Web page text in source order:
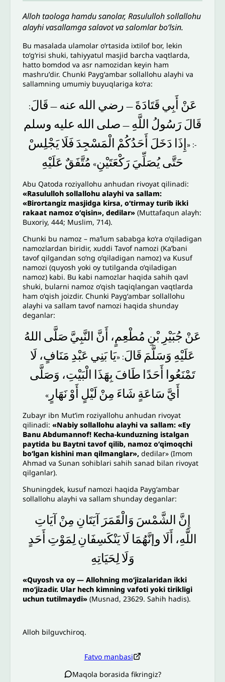
Alloh taologa hamdu sanolar, Rasululloh sollallohu
alayhi vasallamga salavot va salomlar bo‘lsin.
Bu masalada ulamolar oʻrtasida ixtilof bor, lekin
toʻgʻrisi shuki, tahiyyatul masjid barcha vaqtlarda,
hatto bomdod va asr namozidan keyin ham
mashruʼdir. Chunki Paygʻambar sollallohu alayhi va
sallamning umumiy buyuqlariga koʻra:
عَنْ أَبِي قَتَادَةَ — رضي الله عنه — قَالَ:
قَالَرَسُولُ اللَّهِ — صلى الله عليه وسلم
-: « إِذَا دَخَلَ أَحَدُكُمْ الْمَسْجِدَ فَلَايَجْلِسْ
حَتَّىيُصَلِّيَرَكْعَتَيْنِ» مُتَّفَقٌ عَلَيْهِ
Abu Qatoda roziyallohu anhudan rivoyat qilinadi:
«Rasululloh sollallohu alayhi va sallam:
«Birortangiz masjidga kirsa, oʻtirmay turib ikki
rakaat namoz oʻqisin», dedilar»(Muttafaqun alayh:
Buxoriy, 444; Muslim, 714).
Chunki bu namoz – maʼlum sababga koʻra oʻqiladigan
namozlardan biridir, xuddi Tavof namozi (Kaʼbani
tavof qilgandan soʻng oʻqiladigan namoz) va Kusuf
namozi (quyosh yoki oy tutilganda oʻqiladigan
namoz) kabi. Bu kabi namozlar haqida sahih qavl
shuki, bularni namoz oʻqish taqiqlangan vaqtlarda
ham oʻqish joizdir. Chunki Paygʻambar sollallohu
alayhi va sallam tavof namozi haqida shunday
deganlar:
عَنْ جُبَيْرِ بْنِ مُطْعِمٍ، أَنَّ النَّبِيَّ صَلَّى اللهُ
عَلَيْهِ وَسَلَّمَ قَالَ: «يَا بَنِي عَبْدِ مَنَافٍ، لَا
تَمْنَعُوا
أَحَدًا طَافَ بِهَذَا الْبَيْتِ، وَصَلَّى
أَيَّ سَاعَةٍ شَاءَ مِنْ لَيْلٍ أَوْ نَهَارٍ »
Zubayr ibn Mutʼim roziyallohu anhudan rivoyat
qilinadi: «Nabiy sollallohu alayhi va sallam: «Ey
Banu Abdumannof! Kecha-kunduzning istalgan
paytida bu Baytni tavof qilib, namoz oʻqimoqchi
boʻlgan kishini man qilmanglar»,dedilar» (Imom
Ahmad va Sunan sohiblari sahih sanad bilan rivoyat
qilganlar).
Shuningdek, kusuf namozi haqida Paygʻambar
sollallohu alayhi va sallam shunday deganlar:
إِنَّ الشَّمْسَ وَالْقَمَرَ آيَتَانِ مِنْ آيَاتِ
اللَّهِ، أَلَا وإنَّهُمَا لَايَنْكَسِفَانِ لِمَوْتِ أَحَدٍ
وَلَا لِحَيَاتِهِ
«Quyosh va oy — Allohning moʻjizalaridan ikki
moʻjizadir. Ular hech kimning vafoti yoki tirikligi
uchun tutilmaydi» (Musnad, 23629. Sahih hadis).
Alloh bilguvchiroq.
Fatvo manbasi
Maqola borasida fikringiz?